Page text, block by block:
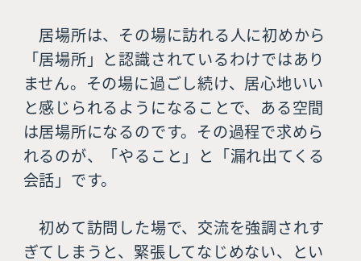
居場所は、その場に訪れる人に初めから
「居場所」と認識されているわけではあり
ません。その場に過ごし続け、居心地いい
と感じられるようになることで、ある空間
は居場所になるのです。その過程で求めら
れるのが、「やること」と「漏れ出てくる
会話」です。
初めて訪問した場で、交流を強調されす
ぎてしまうと、緊張してなじめない、とい